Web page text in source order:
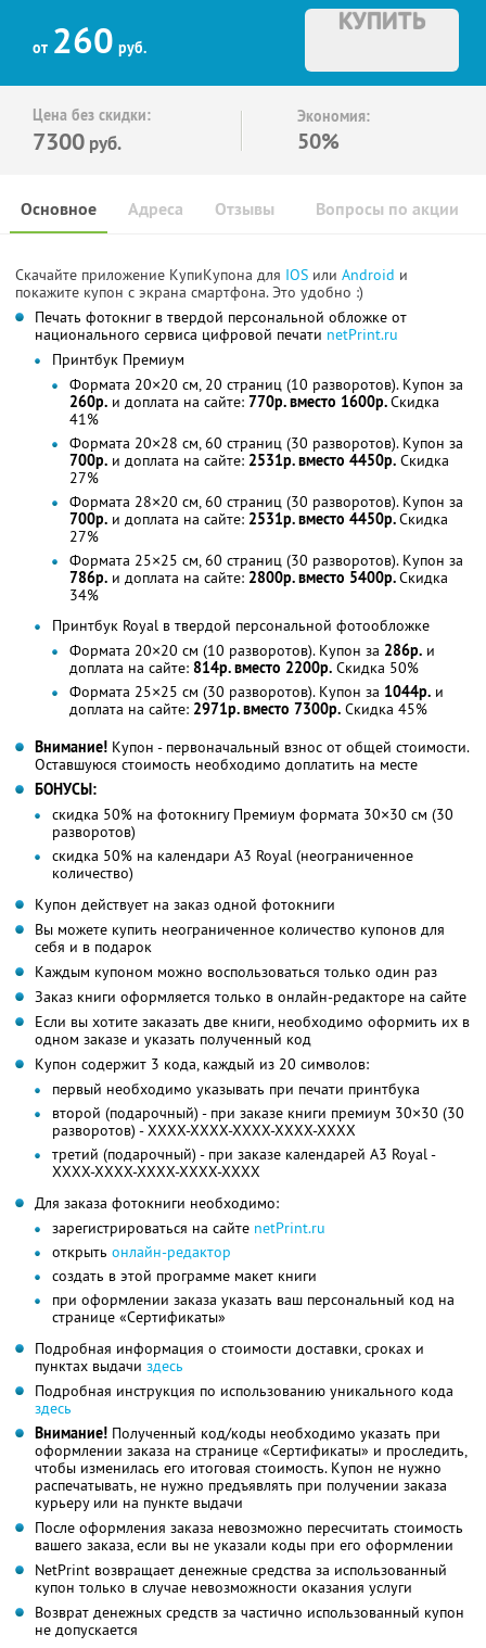
от 260 руб.
КУПИТЬ
Цена без скидки:
7300 руб.
Экономия:
50%
Основное Отзывы Вопросы по акции
Адреса
Скачайте приложение КупиКупона для IOS или Android и
покажите купон с экрана смартфона. Это удобно :)
Печать фотокниг в твердой персональной обложке от
национального сервиса цифровой печати netPrint.ru
Принтбук Премиум
Формата 20×20 см, 20 страниц (10 разворотов). Купон за
260р. и доплата на сайте: 770р. вместо 1600р.Скидка
41%
Формата 20×28 см, 60 страниц (30 разворотов). Купон за
700р. и доплата на сайте: 2531р. вместо 4450р. Скидка
27%
Формата 28×20 см, 60 страниц (30 разворотов). Купон за
700р. и доплата на сайте: 2531р. вместо 4450р.Скидка
27%
Формата 25×25 см, 60 страниц (30 разворотов). Купон за
786р. и доплата на сайте: 2800р. вместо 5400р.Скидка
34%
Принтбук Royal в твердой персональной фотообложке
Формата 20×20 см (10 разворотов). Купон за 286р. и
доплата на сайте: 814р. вместо 2200р. Скидка 50%
Формата 25×25 см (30 разворотов). Купон за 1044р. и
доплата на сайте: 2971р. вместо 7300р. Скидка 45%
Внимание! Купон - первоначальный взнос от общей стоимости.
Оставшуюся стоимость необходимо доплатить на месте
БОНУСЫ:
скидка 50% на фотокнигу Премиум формата 30×30 см (30
разворотов)
скидка 50% на календари А3 Royal (неограниченное
количество)
Купон действует на заказ одной фотокниги
Вы можете купить неограниченное количество купонов для
себя и в подарок
Каждым купоном можно воспользоваться только один раз
Заказ книги оформляется только в онлайн-редакторе на сайте
Если вы хотите заказать две книги, необходимо оформить их в
одном заказе и указать полученный код
Купон содержит 3 кода, каждый из 20 символов:
первый необходимо указывать при печати принтбука
второй (подарочный) - при заказе книги премиум 30×30 (30
разворотов) - XXXX-XXXX-XXXX-XXXX-XXXX
третий (подарочный) - при заказе календарей А3 Royal -
XXXX-XXXX-XXXX-XXXX-XXXX
Для заказа фотокниги необходимо:
зарегистрироваться на сайте netPrint.ru
открыть онлайн-редактор
создать в этой программе макет книги
при оформлении заказа указать ваш персональный код на
странице «Сертификаты»
Подробная информация о стоимости доставки, сроках и
пунктах выдачи здесь
Подробная инструкция по использованию уникального кода
здесь
Внимание! Полученный код/коды необходимо указать при
оформлении заказа на странице «Сертификаты» и проследить,
чтобы изменилась его итоговая стоимость. Купон не нужно
распечатывать, не нужно предъявлять при получении заказа
курьеру или на пункте выдачи
После оформления заказа невозможно пересчитать стоимость
вашего заказа, если вы не указали коды при его оформлении
NetPrint возвращает денежные средства за использованный
купон только в случае невозможности оказания услуги
Возврат денежных средств за частично использованный купон
не допускается